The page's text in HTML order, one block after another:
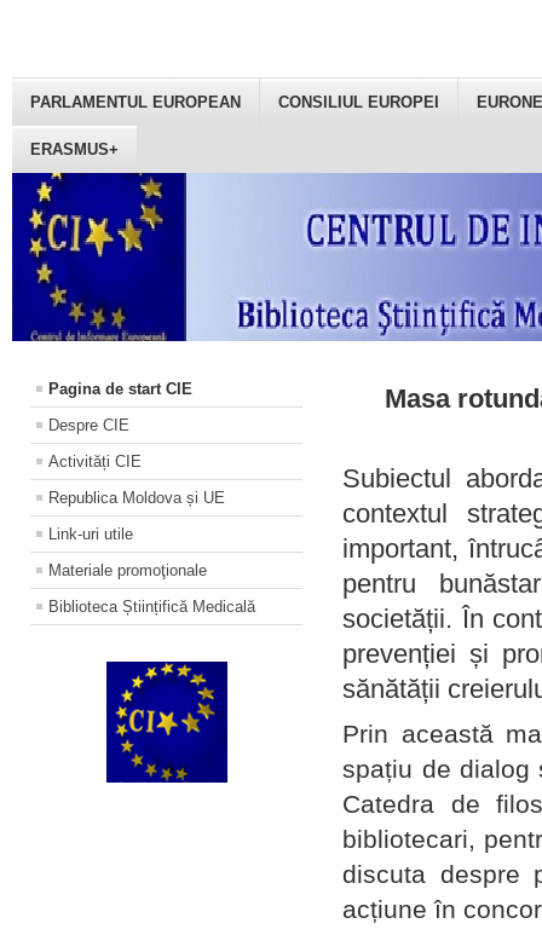
PARLAMENTUL EUROPEAN CONSILIUL EUROPEI
ERASMUS+
Pagina de start CIE
Despre CIE
Activități CIE
Republica Moldova și UE
Link-uri utile
Materiale promoţionale
Biblioteca Științifică Medicală
Masa
Subiectul
contextul
important,
pentru
societății. În
prevenției și
sănătății
Prin această
spațiu de dialog
Catedra de
bibliotecari,
discuta despre
acțiune în